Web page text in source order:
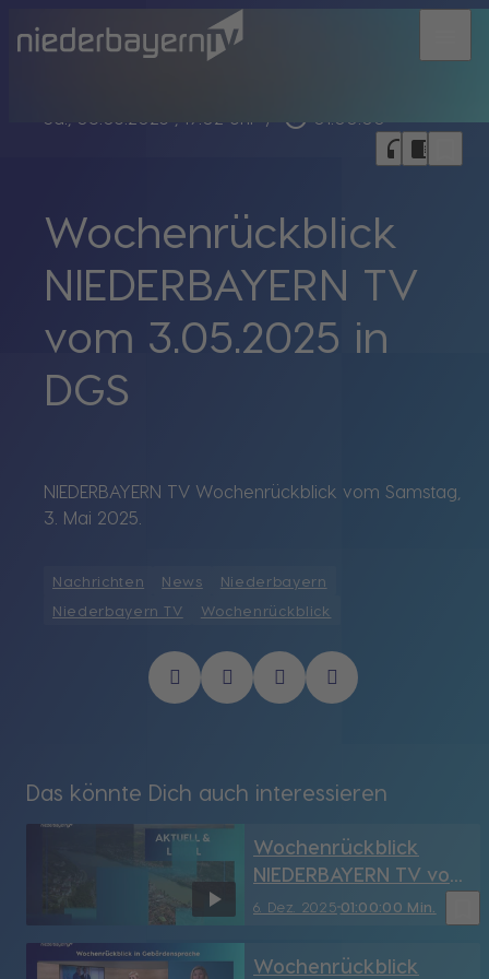
Sa., 03.05.2025 , 19:02 Uhr / play_circle_outline 01:00:00
headphones chrome_reader_mode
Wochenrückblick
NIEDERBAYERN TV
vom 3.05.2025 in
DGS
NIEDERBAYERN TV Wochenrückblick vom Samstag,
3. Mai 2025.
Nachrichten News
Niederbayern
Niederbayern TV
Wochenrückblick
Das könnte Dich auch interessieren
6. Dez. 2025 01:00:00 Min.
Wochenrückblick
NIEDERBAYERN TV vom
6.12.2025
Wochenrückblick